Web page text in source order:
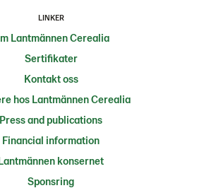
LINKER
Lantmännen Cerealia
Sertifikater
Kontakt oss
hos Lantmännen Cerealia
Press and publications
Financial information
konsernet
Sponsring